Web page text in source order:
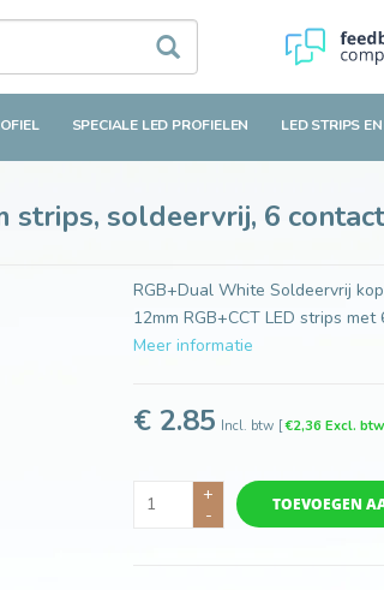
SPECIALE LED PROFIELEN LED STRIPS
6 contacten
strips, soldeervrij, 6
RGB+Dual White Soldeervrij
12mm RGB+CCT LED strips
Meer informatie
€ 2.85 Incl. btw [€2,36 Excl.
+
-
TOEVOEGEN